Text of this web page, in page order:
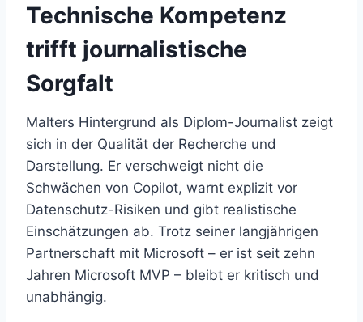
Technische Kompetenz
trifft journalistische
Sorgfalt
Malters Hintergrund als Diplom-Journalist zeigt
sich in der Qualität der Recherche und
Darstellung. Er verschweigt nicht die
Schwächen von Copilot, warnt explizit vor
Datenschutz-Risiken und gibt realistische
Einschätzungen ab. Trotz seiner langjährigen
Partnerschaft mit Microsoft – er ist seit zehn
Jahren Microsoft MVP – bleibt er kritisch und
unabhängig.